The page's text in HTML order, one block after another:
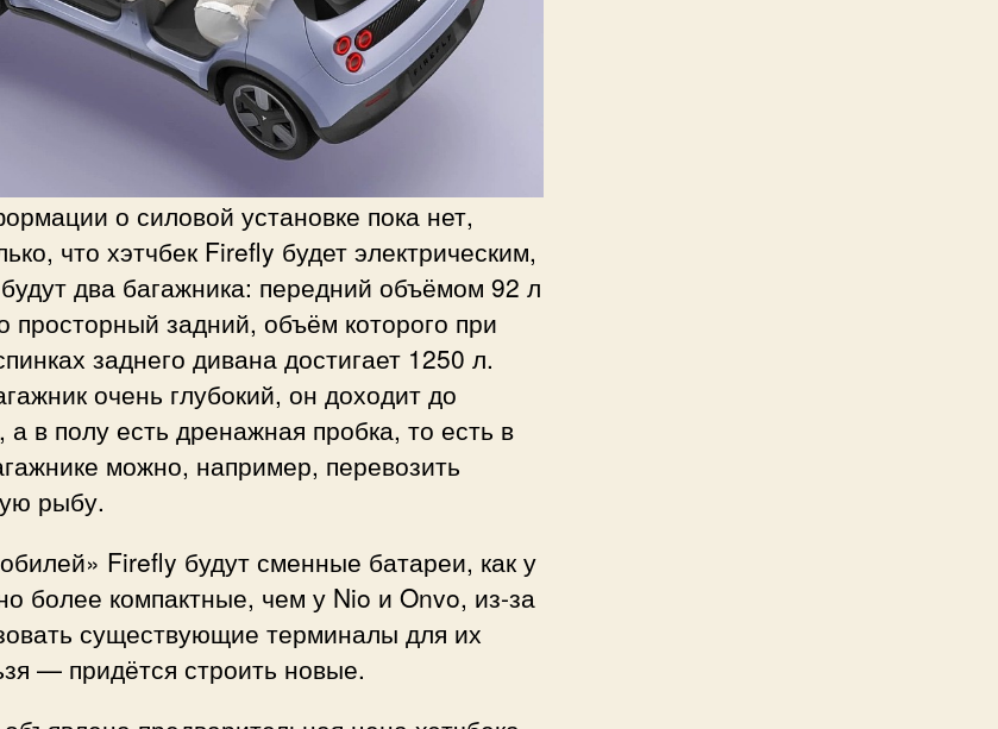
о силовой установке пока нет,
что хэтчбек Firefly будет электрическим,
два багажника: передний объёмом 92 л
просторный задний, объём которого при
заднего дивана достигает 1250 л.
очень глубокий, он доходит до
а в полу есть дренажная пробка, то есть в
можно, например, перевозить
рыбу.
Firefly будут сменные батареи, как у
более компактные, чем у Nio и Onvo, из-за
существующие терминалы для их
— придётся строить новые.